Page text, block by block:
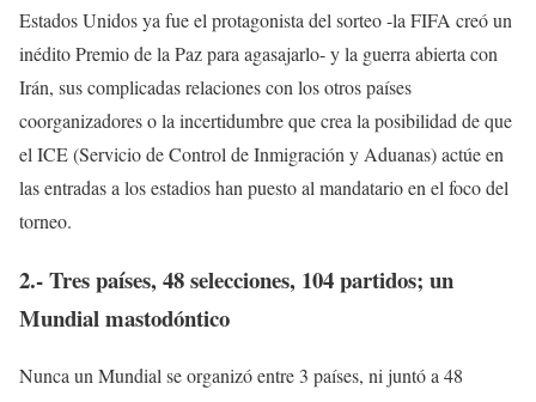
Estados Unidos ya fue el protagonista del sorteo -la FIFA creó un
inédito Premio de la Paz para agasajarlo- y la guerra abierta con
Irán, sus complicadas relaciones con los otros países
coorganizadores o la incertidumbre que crea la posibilidad de que
el ICE (Servicio de Control de Inmigración y Aduanas) actúe en
las entradas a los estadios han puesto al mandatario en el foco del
torneo.
2.- Tres países, 48 selecciones, 104 partidos; un
Mundial mastodóntico
Nunca un Mundial se organizó entre 3 países, ni juntó a 48